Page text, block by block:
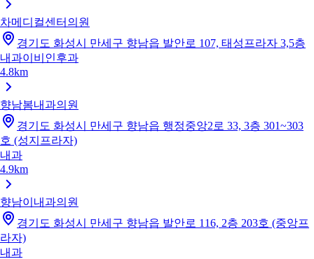
차메디컬센터의원
경기도 화성시 만세구 향남읍 발안로 107, 태성프라자 3,5층
내과이비인후과
4.8km
향남봄내과의원
경기도 화성시 만세구 향남읍 행정중앙2로 33, 3층 301~303
호 (성지프라자)
내과
4.9km
향남이내과의원
경기도 화성시 만세구 향남읍 발안로 116, 2층 203호 (중앙프
라자)
내과